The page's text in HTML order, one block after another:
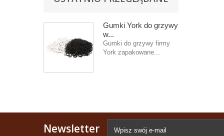
Gumki York do grzywy
w...
Gumki do grzywy firmy
York zapakowane...
Newsletter